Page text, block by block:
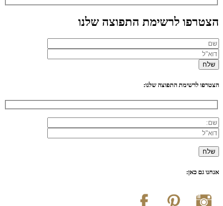
הצטרפו לרשימת התפוצה שלנו
הצטרפו לרשימת התפוצה שלנו:
אנחנו גם כאן: